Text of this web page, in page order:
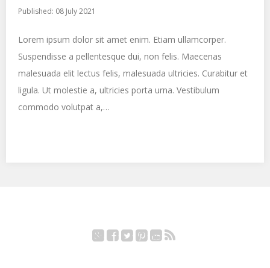
Published: 08 July 2021
Lorem ipsum dolor sit amet enim. Etiam ullamcorper.
Suspendisse a pellentesque dui, non felis. Maecenas
malesuada elit lectus felis, malesuada ultricies. Curabitur et
ligula. Ut molestie a, ultricies porta urna. Vestibulum
commodo volutpat a,…
Google+Facebook
TwitterPinterestYouTube
RSS